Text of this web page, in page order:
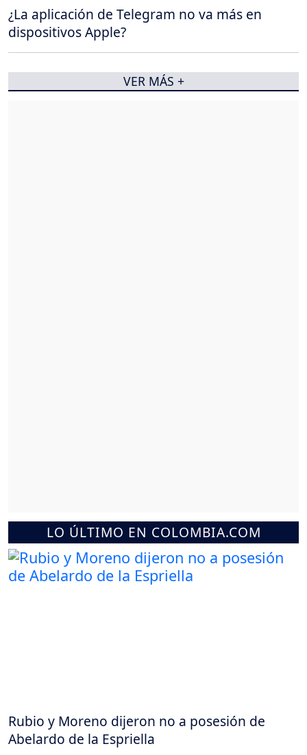
LO ÚLTIMO EN COLOMBIA.COM
Rubio y Moreno dijeron no a posesión de
Abelardo de la Espriella
¿La aplicación de Telegram no va más en
dispositivos Apple?
VER MÁS +